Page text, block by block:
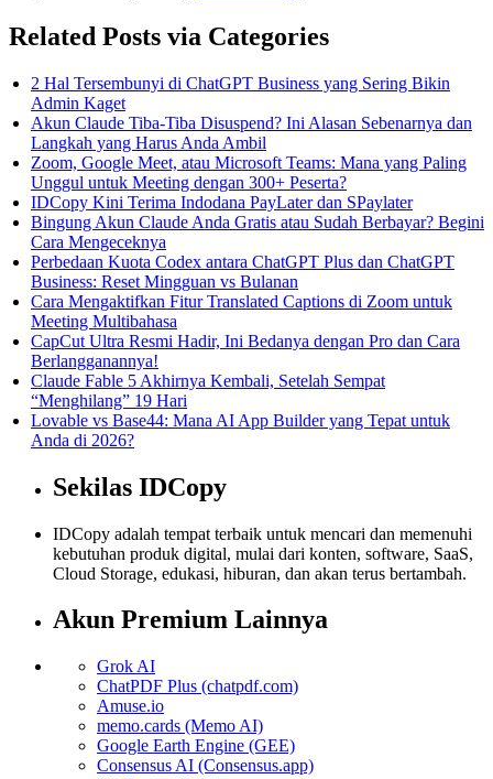
Related Posts via Categories
2 Hal Tersembunyi di ChatGPT Business yang Sering Bikin
Admin Kaget
Akun Claude Tiba-Tiba Disuspend? Ini Alasan Sebenarnya dan
Langkah yang Harus Anda Ambil
Zoom, Google Meet, atau Microsoft Teams: Mana yang Paling
Unggul untuk Meeting dengan 300+ Peserta?
IDCopy Kini Terima Indodana PayLater dan SPaylater
Bingung Akun Claude Anda Gratis atau Sudah Berbayar? Begini
Cara Mengeceknya
Perbedaan Kuota Codex antara ChatGPT Plus dan ChatGPT
Business: Reset Mingguan vs Bulanan
Cara Mengaktifkan Fitur Translated Captions di Zoom untuk
Meeting Multibahasa
CapCut Ultra Resmi Hadir, Ini Bedanya dengan Pro dan Cara
Berlangganannya!
Claude Fable 5 Akhirnya Kembali, Setelah Sempat
“Menghilang” 19 Hari
Lovable vs Base44: Mana AI App Builder yang Tepat untuk
Anda di 2026?
Sekilas IDCopy
IDCopy adalah tempat terbaik untuk mencari dan memenuhi
kebutuhan produk digital, mulai dari konten, software, SaaS,
Cloud Storage, edukasi, hiburan, dan akan terus bertambah.
Akun Premium Lainnya
Grok AI
ChatPDF Plus (chatpdf.com)
Amuse.io
memo.cards (Memo AI)
Google Earth Engine (GEE)
Consensus AI (Consensus.app)